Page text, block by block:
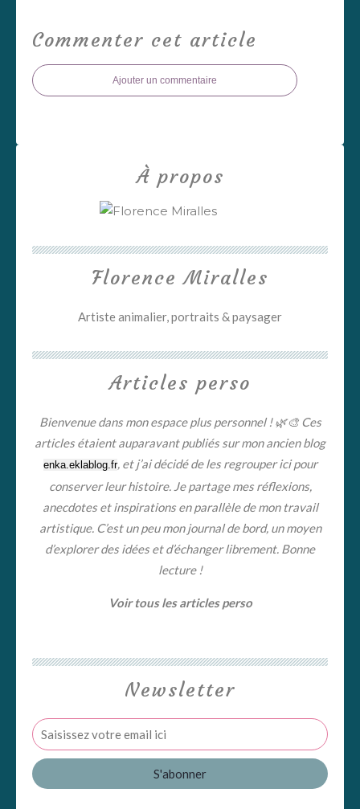
Commenter cet article
Ajouter un commentaire
Newsletter
Florence Miralles
Artiste animalier, portraits & paysager
À propos
Articles perso
Bienvenue dans mon espace plus personnel ! 🌿🎨 Ces
articles étaient auparavant publiés sur mon ancien blog
enka.eklablog.fr, et j’ai décidé de les regrouper ici pour
conserver leur histoire. Je partage mes réflexions,
anecdotes et inspirations en parallèle de mon travail
artistique. C’est un peu mon journal de bord, un moyen
d’explorer des idées et d’échanger librement. Bonne
lecture !
Voir tous les articles perso